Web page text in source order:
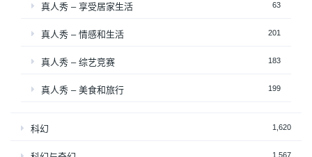
真人秀 – 享受居家生活 63
真人秀 – 情感和生活 201
真人秀 – 综艺竞赛 183
真人秀 – 美食和旅行 199
科幻 1,620
1,567